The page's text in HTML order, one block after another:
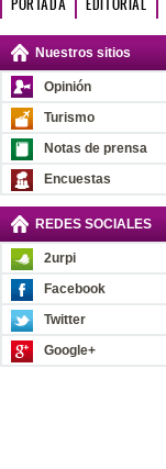
PORTADA EDITORIAL
Nuestros sitios
Opinión
Turismo
Notas de prensa
Encuestas
REDES SOCIALES
2urpi
Facebook
Twitter
Google+